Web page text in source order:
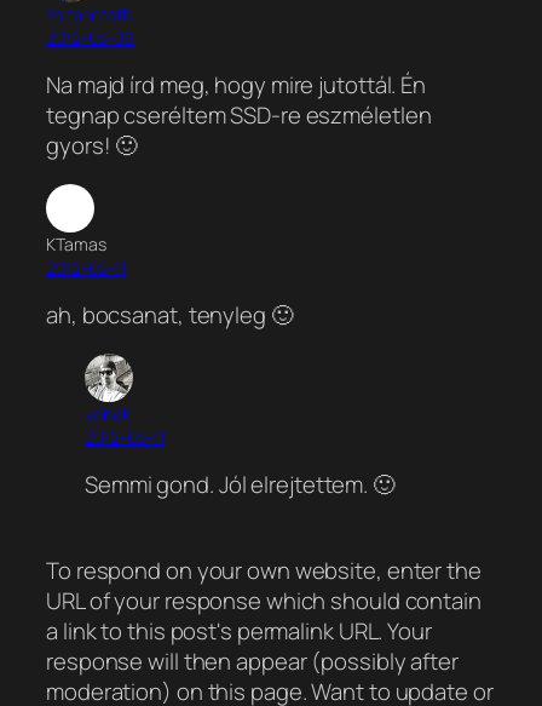
zoltanctoth
2012-03-09
Na majd írd meg, hogy mire jutottál. Én
tegnap cseréltem SSD-re eszméletlen
gyors! 🙂
KTamas
2012-03-11
ah, bocsanat, tenyleg 🙂
kobak
2012-03-11
Semmi gond. Jól elrejtettem. 🙂
To respond on your own website, enter the
URL of your response which should contain
a link to this post's permalink URL. Your
response will then appear (possibly after
moderation) on this page. Want to update or